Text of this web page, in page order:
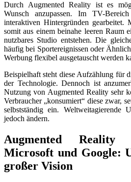
Durch Augmented Reality ist es
Wunsch anzupassen. Im TV-
interaktiven Hintergründen
somit aus einem beinahe leeren Raum
nutzbares Studio entstehen. Die
häufig bei Sportereignissen oder
Werbung flexibel ausgetauscht werden
Beispielhaft steht diese Aufzählung für
der Technologie. Dennoch ist
Nutzung von Augmented Reality sehr
Verbraucher „konsumiert“ diese zwar,
selbstständig ein. Weltweitagierende
jedoch ändern.
Augmented Reality
Microsoft und Google:
großer Vision